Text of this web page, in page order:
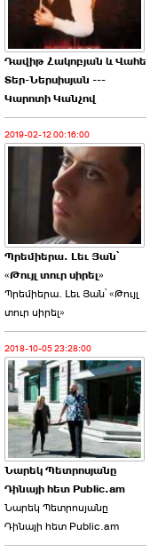
Դավիթ Հակոբյան և Վահե
Տեր-Ներսիսյան ---
Կարոտի Կանչով
2019-02-12 00:16:00
Պրեմիերա. Լեւ Յան՝
«Թույլ տուր սիրել»
Պրեմիերա. Լեւ Յան՝ «Թույլ
տուր սիրել»
2018-10-05 23:28:00
Նարեկ Պետրոսյանը
Դինայի հետ Public.am
Նարեկ Պետրոսյանը
Դինայի հետ Public.am